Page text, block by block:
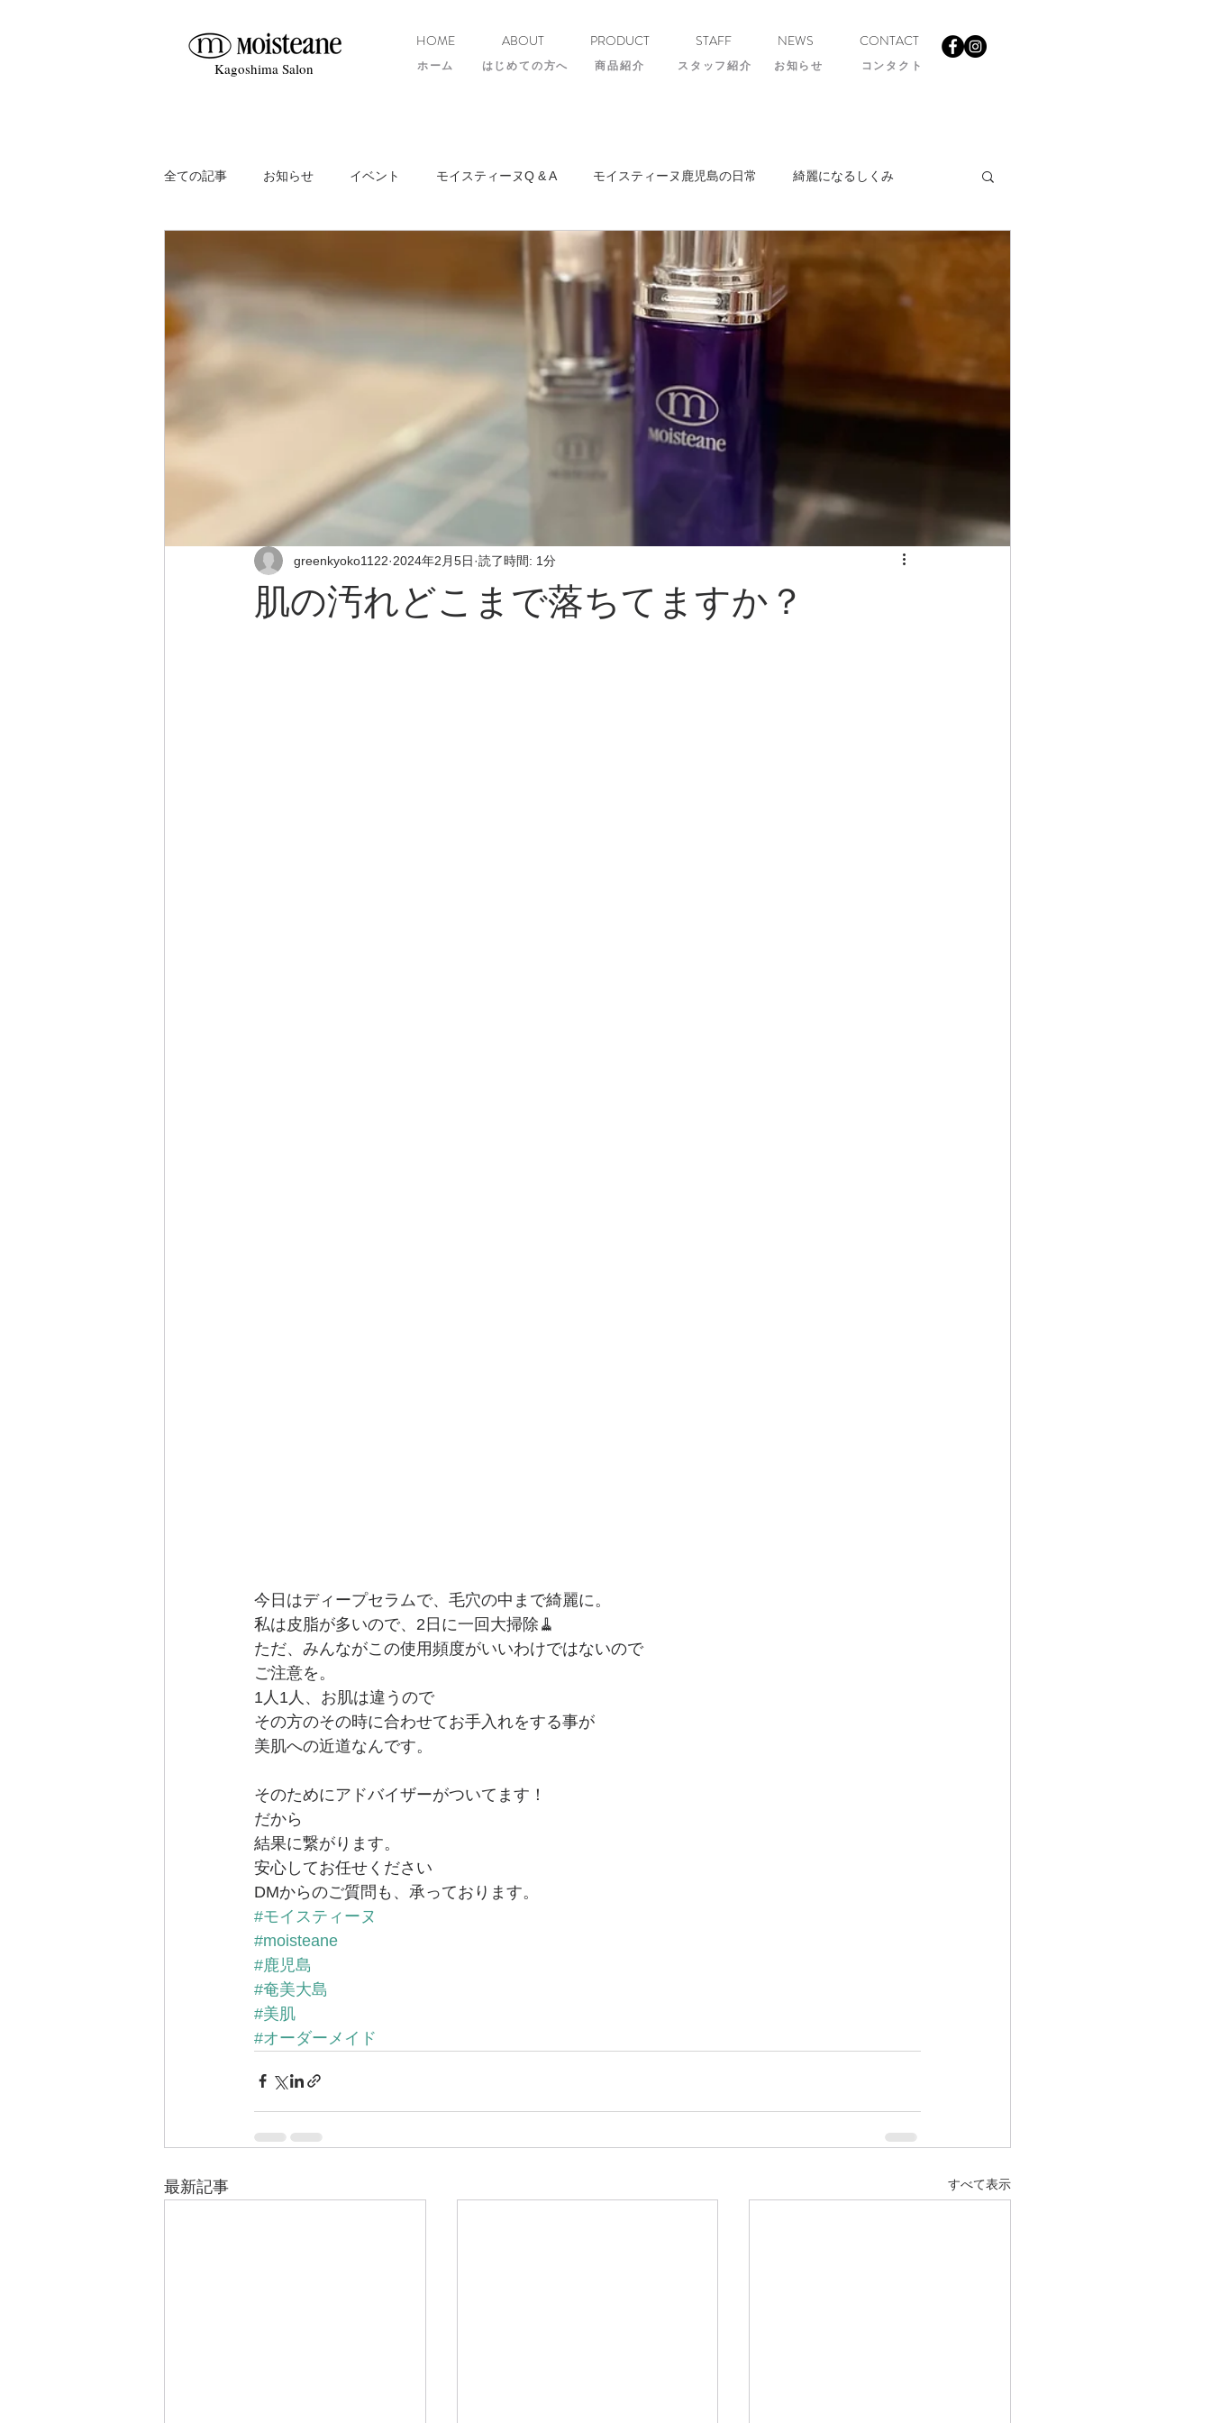
Kagoshima Salon
HOME ABOUT PRODUCT STAFF NEWS CONTACT
ホーム はじめての方へ 商品紹介 スタッフ紹介 ​お知らせ コンタクト
全ての記事 お知らせ イベント モイスティーヌQ & A モイスティーヌ鹿児島の日常 綺麗になるしくみ
肌の汚れどこまで落ちてますか？
greenkyoko1122 2024年2月5日 読了時間: 1分
今日はディープセラムで、毛穴の中まで綺麗に。
私は皮脂が多いので、2日に一回大掃除🧹
ただ、みんながこの使用頻度がいいわけではないので
ご注意を。
1人1人、お肌は違うので
その方のその時に合わせてお手入れをする事が
美肌への近道なんです。
そのためにアドバイザーがついてます！
だから
結果に繋がります。
安心してお任せください
DMからのご質問も、承っております。
#モイスティーヌ
#moisteane
#鹿児島
#奄美大島
#美肌
#オーダーメイド
最新記事 すべて表示